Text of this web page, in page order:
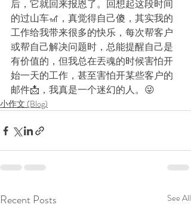
后，它就回来报恩了。回想起这段时间
的过山车🎢，真觉得自己傻，其实我的
工作给我带来很多的快乐，每次帮客户
或帮自己解决问题时，总能提醒自己是
有价值的，但我总在丟魂的时候害怕开
始一天的工作，甚至害怕开某些客户的
邮件📩，我真是一个迷幻的人。😜
小作文 (Blog)
Recent Posts See All